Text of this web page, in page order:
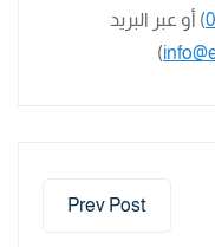
) أو عبر البريد
)
Prev Post